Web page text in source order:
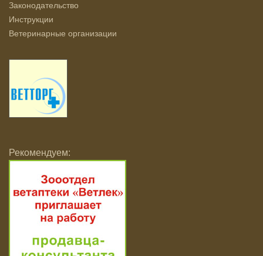
Законодательство
Инструкции
Ветеринарные организации
Рекомендуем: